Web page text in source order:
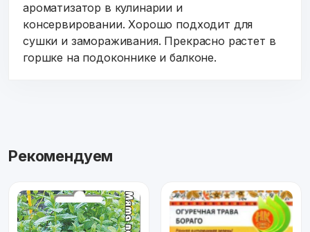
ароматизатор в кулинарии и
консервировании. Хорошо подходит для
сушки и замораживания. Прекрасно растет в
горшке на подоконнике и балконе.
Рекомендуем